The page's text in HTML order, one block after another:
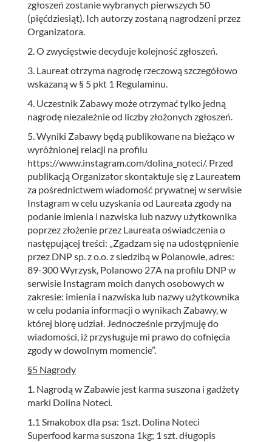
zgłoszeń zostanie wybranych pierwszych 50
(pięćdziesiąt). Ich autorzy zostaną nagrodzeni przez
Organizatora.
2. O zwycięstwie decyduje kolejność zgłoszeń.
3. Laureat otrzyma nagrodę rzeczową szczegółowo
wskazaną w § 5 pkt 1 Regulaminu.
4. Uczestnik Zabawy może otrzymać tylko jedną
nagrodę niezależnie od liczby złożonych zgłoszeń.
5. Wyniki Zabawy będą publikowane na bieżąco w
wyróżnionej relacji na profilu
https://www.instagram.com/dolina_noteci/. Przed
publikacją Organizator skontaktuje się z Laureatem
za pośrednictwem wiadomość prywatnej w serwisie
Instagram w celu uzyskania od Laureata zgody na
podanie imienia i nazwiska lub nazwy użytkownika
poprzez złożenie przez Laureata oświadczenia o
następującej treści: „Zgadzam się na udostępnienie
przez DNP sp. z o.o. z siedzibą w Polanowie, adres:
89-300 Wyrzysk, Polanowo 27A na profilu DNP w
serwisie Instagram moich danych osobowych w
zakresie: imienia i nazwiska lub nazwy użytkownika
w celu podania informacji o wynikach Zabawy, w
której biorę udział. Jednocześnie przyjmuję do
wiadomości, iż przysługuje mi prawo do cofnięcia
zgody w dowolnym momencie”.
§5 Nagrody
1. Nagrodą w Zabawie jest karma suszona i gadżety
marki Dolina Noteci.
1.1 Smakobox dla psa: 1szt. Dolina Noteci
Superfood karma suszona 1kg; 1 szt. długopis